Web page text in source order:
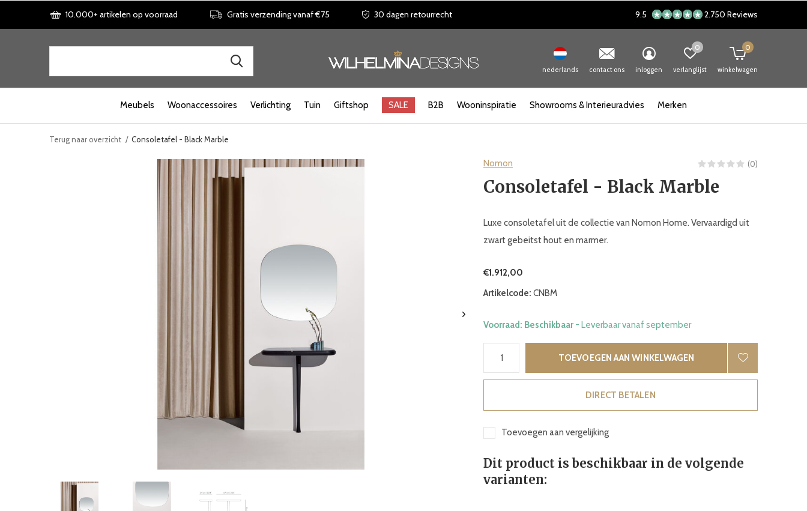
Meubels Woonaccessoires Verlichting Tuin Giftshop SALE B2B Wooninspiratie Showrooms & Interieuradvies Merken
nederlands contact ons inloggen verlanglijst
0
winkelwagen
0
10.000+ artikelen op voorraad Gratis verzending vanaf €75 30 dagen retourrecht 9.5 2.750 Reviews
Terug naar overzicht Consoletafel - Black Marble
Nomon (0)
Consoletafel - Black Marble
Luxe consoletafel uit de collectie van Nomon Home. Vervaardigd uit
zwart gebeitst hout en marmer.
€1.912,00
Artikelcode: CNBM
Voorraad: Beschikbaar - Leverbaar vanaf september
TOEVOEGEN AAN WINKELWAGEN
DIRECT BETALEN
Toevoegen aan vergelijking
Dit product is beschikbaar in de volgende
varianten: